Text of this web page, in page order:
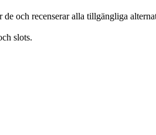
och recenserar alla tillgängliga
slots.